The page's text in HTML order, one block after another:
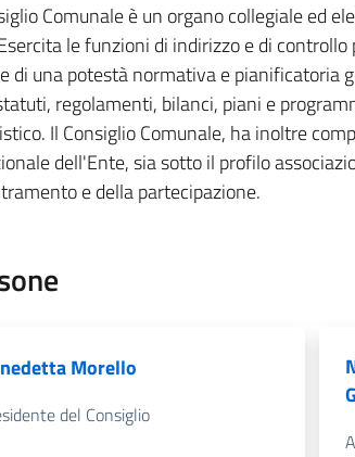
Comunale è un organo collegiale ed
le funzioni di indirizzo e di
di una potestà normativa e pianificatoria
regolamenti, bilanci, piani e
Il Consiglio Comunale, ha inoltre
dell'Ente, sia sotto il profilo
e della partecipazione.
Morello
del Consiglio